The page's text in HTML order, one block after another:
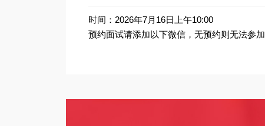
时间：2026年7月16日上午10:00
预约面试请添加以下微信，无预约则无法参加